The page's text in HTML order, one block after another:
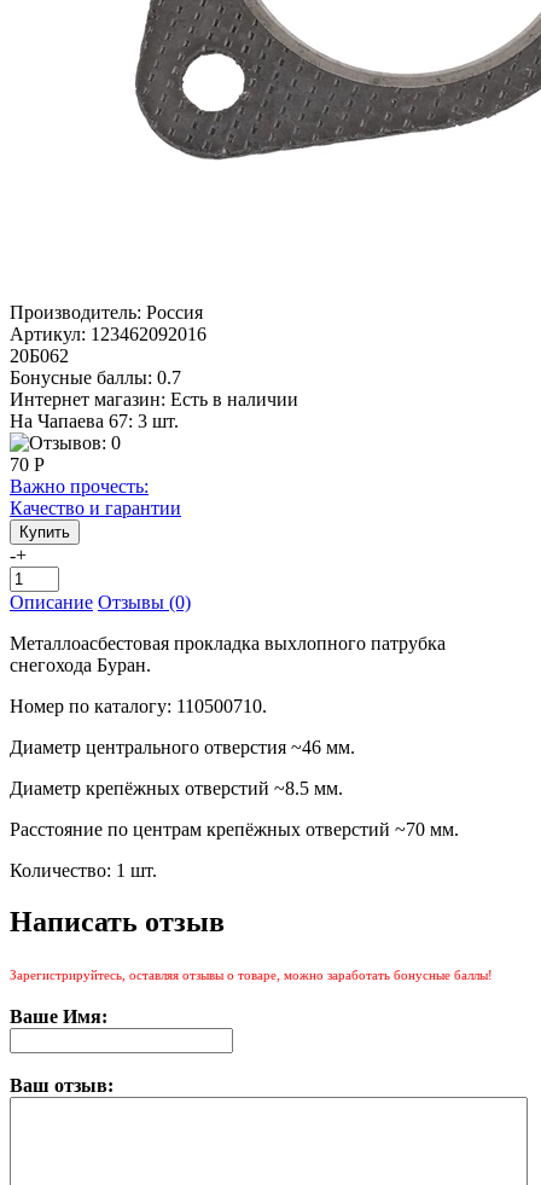
Производитель: Россия
Артикул: 123462092016
20Б062
Бонусные баллы: 0.7
Интернет магазин: Есть в наличии
На Чапаева 67: 3 шт.
70 Р
Важно прочесть:
Качество и гарантии
-+
Описание Отзывы (0)
Металлоасбестовая прокладка выхлопного патрубка
снегохода Буран.
Номер по каталогу: 110500710.
Диаметр центрального отверстия ~46 мм.
Диаметр крепёжных отверстий ~8.5 мм.
Расстояние по центрам крепёжных отверстий ~70 мм.
Количество: 1 шт.
Написать отзыв
Зарегистрируйтесь, оставляя отзывы о товаре, можно заработать бонусные баллы!
Ваше Имя:
Ваш отзыв: